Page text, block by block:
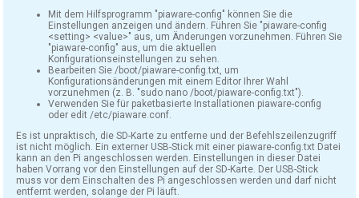
Mit dem Hilfsprogramm "piaware-config" können Sie die
Einstellungen anzeigen und ändern. Führen Sie "piaware-config
<setting> <value>" aus, um Änderungen vorzunehmen. Führen Sie
"piaware-config" aus, um die aktuellen
Konfigurationseinstellungen zu sehen.
Bearbeiten Sie /boot/piaware-config.txt, um
Konfigurationsänderungen mit einem Editor Ihrer Wahl
vorzunehmen (z. B. "sudo nano /boot/piaware-config.txt").
Verwenden Sie für paketbasierte Installationen piaware-config
oder edit /etc/piaware.conf.
Es ist unpraktisch, die SD-Karte zu entferne und der Befehlszeilenzugriff
ist nicht möglich. Ein externer USB-Stick mit einer piaware-config.txt Datei
kann an den Pi angeschlossen werden. Einstellungen in dieser Datei
haben Vorrang vor den Einstellungen auf der SD-Karte. Der USB-Stick
muss vor dem Einschalten des Pi angeschlossen werden und darf nicht
entfernt werden, solange der Pi läuft.